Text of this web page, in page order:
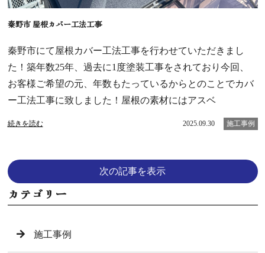
秦野市 屋根カバー工法工事
秦野市にて屋根カバー工法工事を行わせていただきまし
た！築年数25年、過去に1度塗装工事をされており今回、
お客様ご希望の元、年数もたっているからとのことでカバ
ー工法工事に致しました！屋根の素材にはアスベ
続きを読む 2025.09.30 施工事例
次の記事を表示
カテゴリー
施工事例